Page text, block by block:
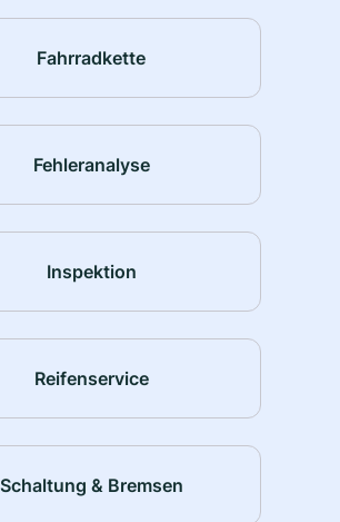
Fahrradkette
Fehleranalyse
Inspektion
Reifenservice
Schaltung & Bremsen